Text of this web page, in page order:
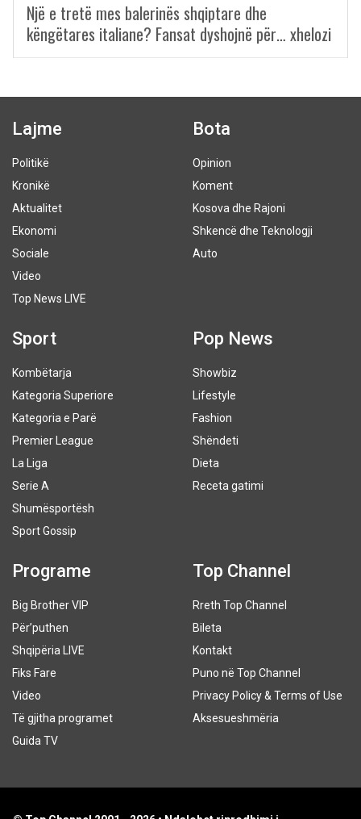
Një e tretë mes balerinës shqiptare dhe
këngëtares italiane? Fansat dyshojnë për… xhelozi
Lajme
Politikë
Kronikë
Aktualitet
Ekonomi
Sociale
Video
Top News LIVE
Bota
Opinion
Koment
Kosova dhe Rajoni
Shkencë dhe Teknologji
Auto
Sport
Kombëtarja
Kategoria Superiore
Kategoria e Parë
Premier League
La Liga
Serie A
Shumësportësh
Sport Gossip
Pop News
Showbiz
Lifestyle
Fashion
Shëndeti
Dieta
Receta gatimi
Programe
Big Brother VIP
Për’puthen
Shqipëria LIVE
Fiks Fare
Video
Të gjitha programet
Guida TV
Top Channel
Rreth Top Channel
Bileta
Kontakt
Puno në Top Channel
Privacy Policy & Terms of Use
Aksesueshmëria